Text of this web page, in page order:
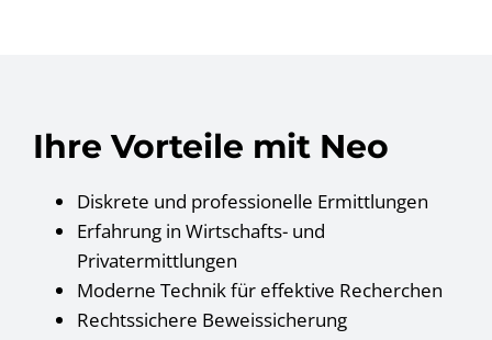
Ihre Vorteile mit Neo
Diskrete und professionelle Ermittlungen
Erfahrung in Wirtschafts- und
Privatermittlungen
Moderne Technik für effektive Recherchen
Rechtssichere Beweissicherung